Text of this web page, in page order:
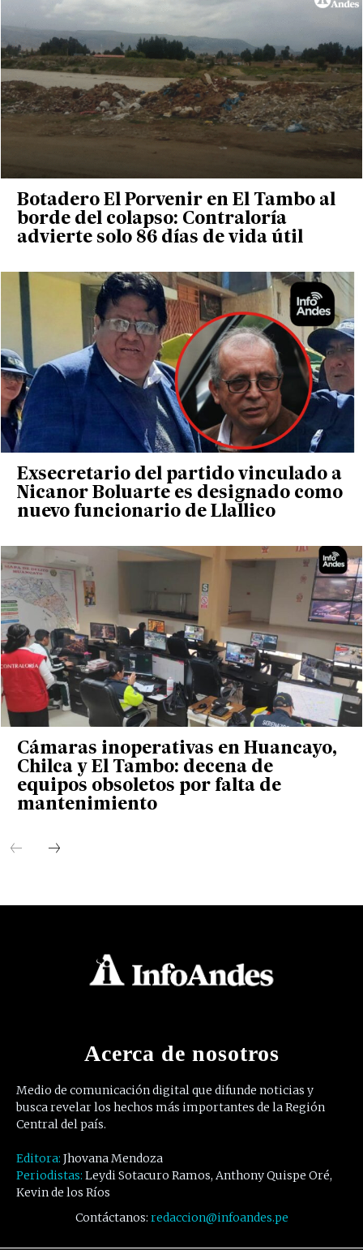
Botadero El Porvenir en El Tambo al
borde del colapso: Contraloría
advierte solo 86 días de vida útil
Exsecretario del partido vinculado a
Nicanor Boluarte es designado como
nuevo funcionario de Llallico
Cámaras inoperativas en Huancayo,
Chilca y El Tambo: decena de
equipos obsoletos por falta de
mantenimiento
Acerca de nosotros
Medio de comunicación digital que difunde noticias y
busca revelar los hechos más importantes de la Región
Central del país.
Editora: Jhovana Mendoza
Periodistas: Leydi Sotacuro Ramos, Anthony Quispe Oré,
Kevin de los Ríos
Contáctanos: redaccion@infoandes.pe